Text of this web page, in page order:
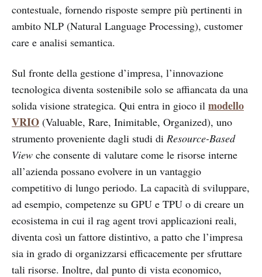
contestuale, fornendo risposte sempre più pertinenti in
ambito NLP (Natural Language Processing), customer
care e analisi semantica.
Sul fronte della gestione d’impresa, l’innovazione
tecnologica diventa sostenibile solo se affiancata da una
solida visione strategica. Qui entra in gioco il modello
VRIO (Valuable, Rare, Inimitable, Organized), uno
strumento proveniente dagli studi di Resource-Based
View che consente di valutare come le risorse interne
all’azienda possano evolvere in un vantaggio
competitivo di lungo periodo. La capacità di sviluppare,
ad esempio, competenze su GPU e TPU o di creare un
ecosistema in cui il rag agent trovi applicazioni reali,
diventa così un fattore distintivo, a patto che l’impresa
sia in grado di organizzarsi efficacemente per sfruttare
tali risorse. Inoltre, dal punto di vista economico,